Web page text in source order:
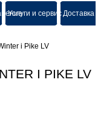
Услуги и сервисДоставка
i Pike LV
I PIKE LV